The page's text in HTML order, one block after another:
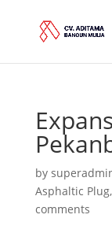
by
Asphaltic Plug,
comments